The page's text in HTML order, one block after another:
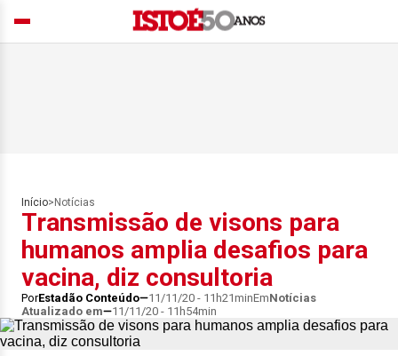
Início> Notícias
Transmissão de visons para
humanos amplia desafios para
vacina, diz consultoria
PorEstadão Conteúdo 11/11/20 - 11h21minEmNotícias
Atualizado em
11/11/20 - 11h54min